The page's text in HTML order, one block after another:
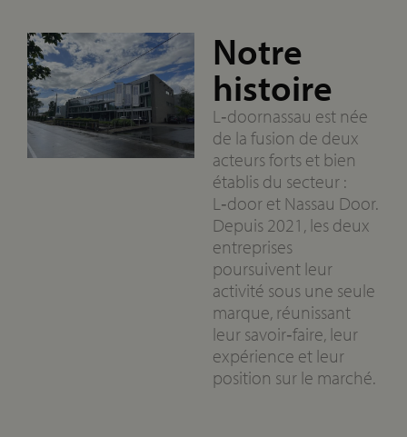
Notre
histoire
L‑doornassau est née
de la fusion de deux
acteurs forts et bien
établis du secteur :
L‑door et Nassau Door.
Depuis 2021, les deux
entreprises
poursuivent leur
activité sous une seule
marque, réunissant
leur savoir‑faire, leur
expérience et leur
position sur le marché.